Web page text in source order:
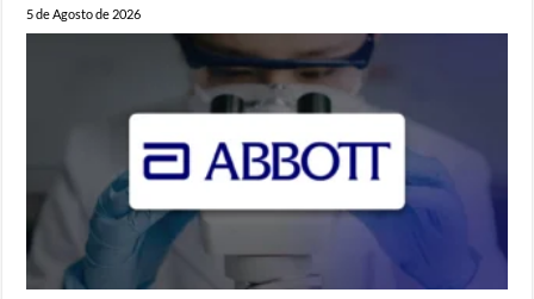
5 de Agosto de 2026